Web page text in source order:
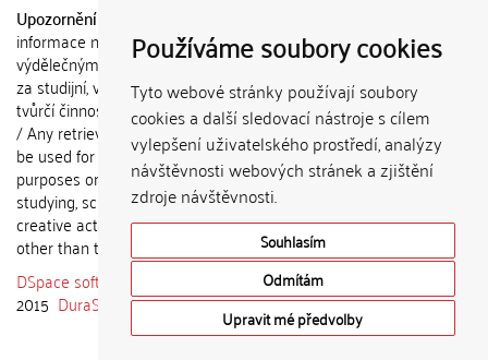
Používáme soubory cookies
Tyto webové stránky používají soubory
cookies a další sledovací nástroje s cílem
vylepšení uživatelského prostředí, analýzy
návštěvnosti webových stránek a zjištění
zdroje návštěvnosti.
Souhlasím
Odmítám
Upravit mé předvolby
Upozornění / Notice:
informace nemohou být použity k
výdělečným účelům nebo vydávány
za studijní, vědeckou nebo jinou
tvůrčí činnost jiné osoby než autora.
/ Any retrieved information shall not
be used for any commercial
purposes or claimed as results of
studying, scientific or any other
creative activities of any person
other than the author.
DSpace software
copyright © 2002-
2015 DuraSpace